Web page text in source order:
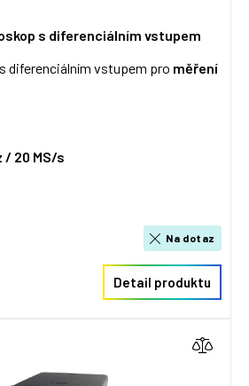
s diferenciálním vstupem
diferenciálním vstupem pro měření
/ 20 MS/s
Na dotaz
Detail produktu